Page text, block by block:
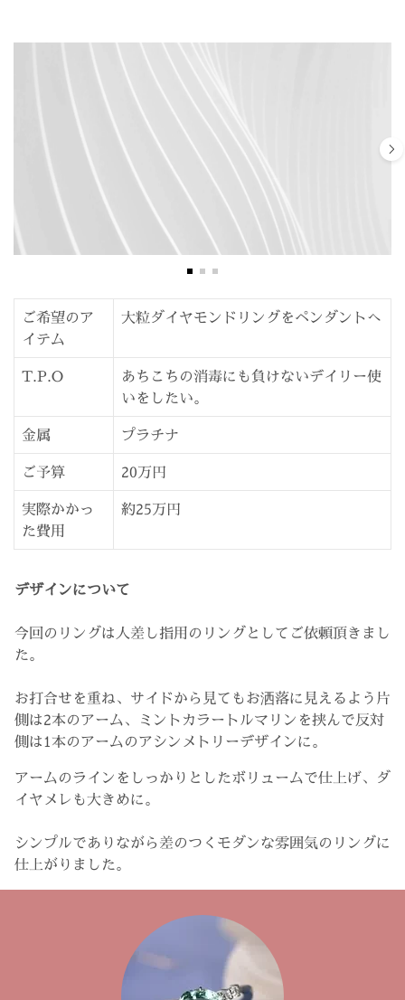
ご希望のア
イテム
大粒ダイヤモンドリングをペンダントへ
T.P.O
あちこちの消毒にも負けないデイリー使
いをしたい。
金属
プラチナ
ご予算
20万円
実際かかっ
た費用
約25万円
デザインについて
今回のリングは人差し指用のリングとしてご依頼頂きまし
た。
お打合せを重ね、サイドから見てもお洒落に見えるよう片
側は2本のアーム、ミントカラートルマリンを挟んで反対
側は1本のアームのアシンメトリーデザインに。
アームのラインをしっかりとしたボリュームで仕上げ、ダ
イヤメレも大きめに。
シンプルでありながら差のつくモダンな雰囲気のリングに
仕上がりました。